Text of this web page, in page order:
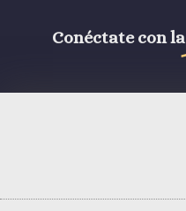
Conéctate con la